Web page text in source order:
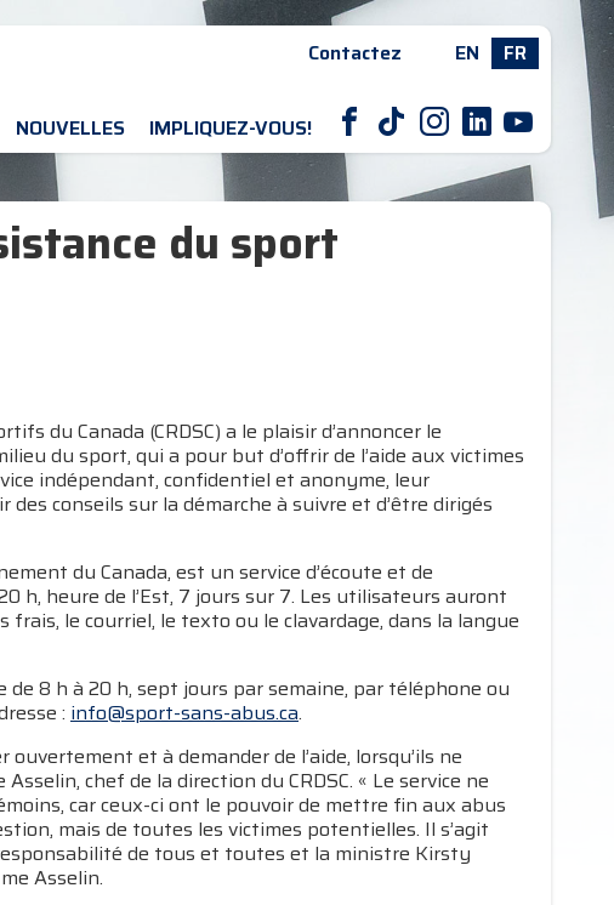
Contactez EN FR
NOUVELLES IMPLIQUEZ-VOUS! F T I L Y
du sport
du Canada (CRDSC) a le plaisir d’annoncer le
du sport, qui a pour but d’offrir de l’aide aux victimes
indépendant, confidentiel et anonyme, leur
conseils sur la démarche à suivre et d’être dirigés
du Canada, est un service d’écoute et de
h, heure de l’Est, 7 jours sur 7. Les utilisateurs auront
le courriel, le texto ou le clavardage, dans la langue
de 8 h à 20 h, sept jours par semaine, par téléphone ou
: info@sport-sans-abus.ca.
et à demander de l’aide, lorsqu’ils ne
chef de la direction du CRDSC. « Le service ne
car ceux-ci ont le pouvoir de mettre fin aux abus
mais de toutes les victimes potentielles. Il s’agit
de tous et toutes et la ministre Kirsty
Asselin.